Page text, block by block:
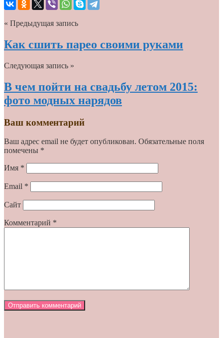
« Предыдущая запись
Как сшить парео своими руками
Следующая запись »
В чем пойти на свадьбу летом 2015:
фото модных нарядов
Ваш комментарий
Ваш адрес email не будет опубликован. Обязательные поля
помечены *
Имя *
Email *
Сайт
Комментарий *